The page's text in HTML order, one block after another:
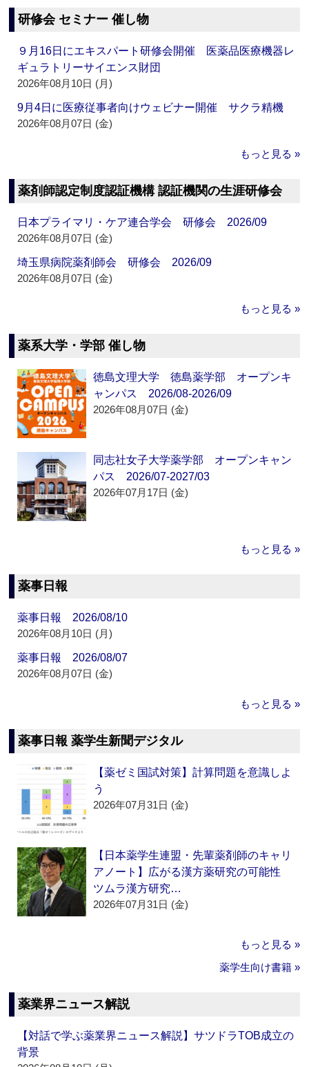
研修会 セミナー 催し物
９月16日にエキスパート研修会開催 医薬品医療機器レ
ギュラトリーサイエンス財団
2026年08月10日 (月)
9月4日に医療従事者向けウェビナー開催 サクラ精機
2026年08月07日 (金)
もっと見る »
薬剤師認定制度認証機構 認証機関の生涯研修会
日本プライマリ・ケア連合学会 研修会 2026/09
2026年08月07日 (金)
埼玉県病院薬剤師会 研修会 2026/09
2026年08月07日 (金)
もっと見る »
薬系大学・学部 催し物
徳島文理大学 徳島薬学部 オープンキ
ャンパス 2026/08-2026/09
2026年08月07日 (金)
同志社女子大学薬学部 オープンキャン
パス 2026/07-2027/03
2026年07月17日 (金)
もっと見る »
薬事日報
薬事日報 2026/08/10
2026年08月10日 (月)
薬事日報 2026/08/07
2026年08月07日 (金)
もっと見る »
薬事日報 薬学生新聞デジタル
【薬ゼミ国試対策】計算問題を意識しよ
う
2026年07月31日 (金)
【日本薬学生連盟・先輩薬剤師のキャリ
アノート】広がる漢方薬研究の可能性
ツムラ漢方研究…
2026年07月31日 (金)
もっと見る »
薬学生向け書籍 »
薬業界ニュース解説
【対話で学ぶ薬業界ニュース解説】サツドラTOB成立の
背景